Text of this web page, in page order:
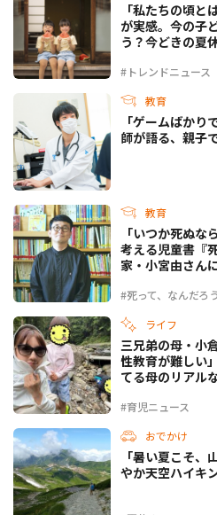
#トレンドニュース
「私たちの頃
が実感。今の子
う？今どきの夏
教育
「ゲームばか
師が語る、親子
教育
#死って、なんだろ
「いつか死ぬな
考える児童書『
家・小宮由さん
ライフ
#育児ニュース
三兄弟の母・小
性教育が難しい
てる母のリアル
おでかけ
「暑い夏こそ
やか天空ハイキ